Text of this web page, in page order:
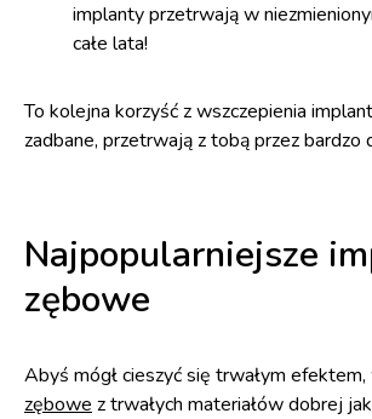
implanty przetrwają w
całe lata!
To kolejna korzyść z wszczepienia
zadbane, przetrwają z tobą przez bardzo
Najpopularniejsze
zębowe
Abyś mógł cieszyć się trwałym
zębowe z trwałych materiałów dobrej